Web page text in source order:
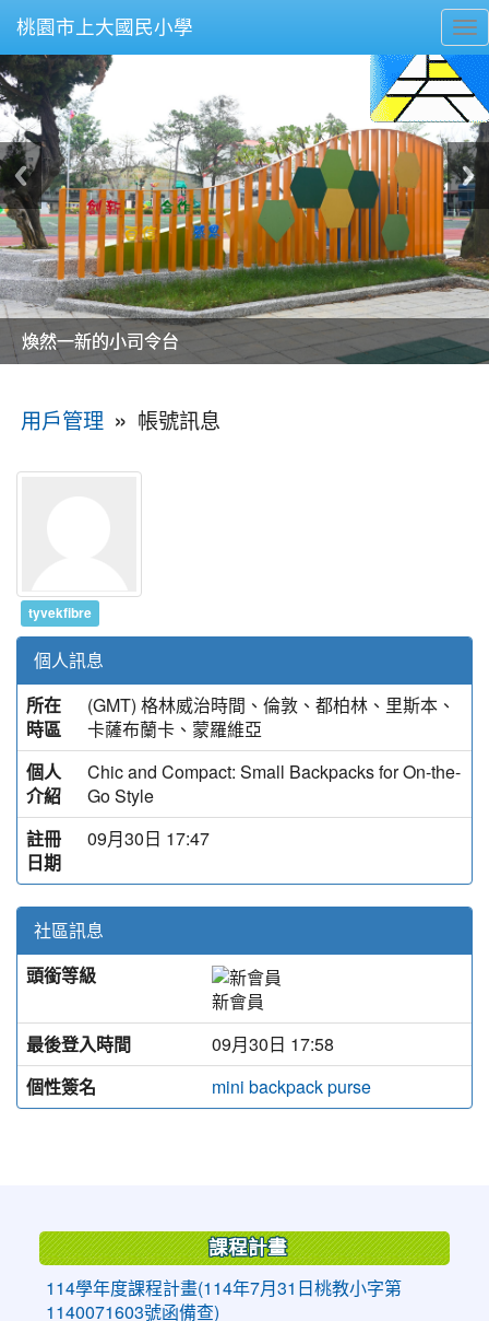
桃園市上大國民小學
美麗的操場是我們活力的來源
美麗的操場是我們活力的來源
煥然一新的小司令台
煥然一新的小司令台
富含桃園埤塘田園風光意象的中廊
富含桃園埤塘田園風光意象的中廊
嶄新的中庭廣場
嶄新的中庭廣場
水生池生生不息
水生池生生不息
用戶管理 » 帳號訊息
tyvekfibre
個人訊息
所在
時區
(GMT) 格林威治時間、倫敦、都柏林、里斯本、
卡薩布蘭卡、蒙羅維亞
個人
介紹
Chic and Compact: Small Backpacks for On-the-
Go Style
註冊
日期
09月30日 17:47
社區訊息
頭銜等級
新會員
最後登入時間
09月30日 17:58
個性簽名
mini backpack purse
課程計畫
114學年度課程計畫(114年7月31日桃教小字第
1140071603號函備查)